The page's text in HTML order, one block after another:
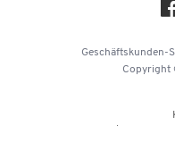
Geschäftskunden-
Copyright